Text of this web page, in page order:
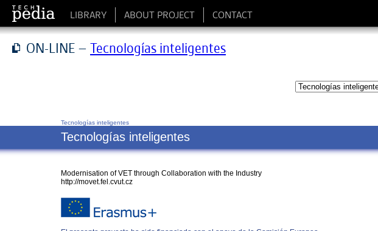
LIBRARY ABOUT PROJECT CONTACT
ON-LINE – Tecnologías inteligentes